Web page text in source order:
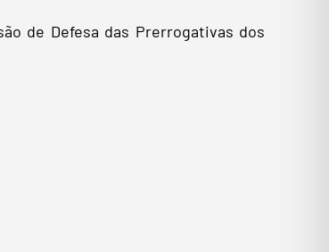
de Defesa das Prerrogativas dos